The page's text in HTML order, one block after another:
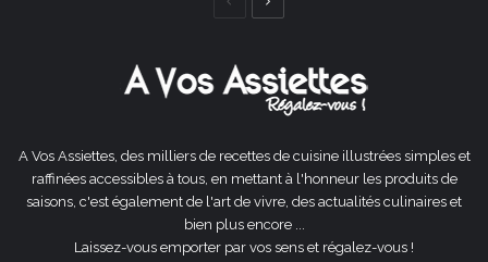
A Vos Assiettes, des milliers de recettes de cuisine illustrées simples et
raffinées accessibles à tous, en mettant à l'honneur les produits de
saisons, c'est également de l'art de vivre, des actualités culinaires et
bien plus encore ...
Laissez-vous emporter par vos sens et régalez-vous !